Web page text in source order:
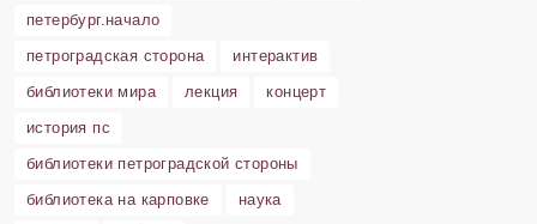
петербург.начало
петроградская сторона
интерактив
библиотеки мира
лекция
концерт
история пс
библиотеки петроградской стороны
библиотека на карповке
наука